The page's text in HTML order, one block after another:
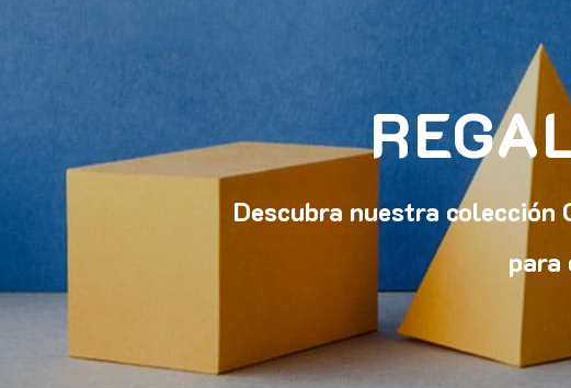
Descubra nuestra colección
para